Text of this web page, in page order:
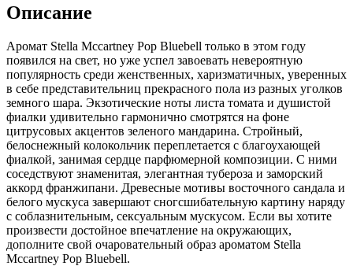
Описание
Аромат Stella Mccartney Pop Bluebell только в этом году
появился на свет, но уже успел завоевать невероятную
популярность среди женственных, харизматичных, уверенных
в себе представительниц прекрасного пола из разных уголков
земного шара. Экзотические ноты листа томата и душистой
фиалки удивительно гармонично смотрятся на фоне
цитрусовых акцентов зеленого мандарина. Стройный,
белоснежный колокольчик переплетается с благоухающей
фиалкой, занимая сердце парфюмерной композиции. С ними
соседствуют знаменитая, элегантная тубероза и заморский
аккорд франжипани. Древесные мотивы восточного сандала и
белого мускуса завершают сногсшибательную картину наряду
с соблазнительным, сексуальным мускусом. Если вы хотите
произвести достойное впечатление на окружающих,
дополните свой очаровательный образ ароматом Stella
Mccartney Pop Bluebell.